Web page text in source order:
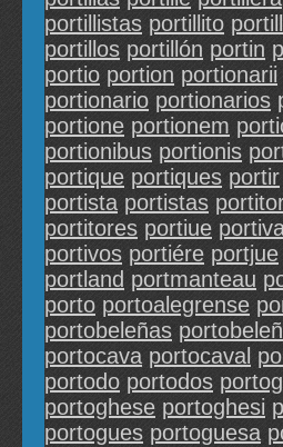
portillistas portillito
portillos portillón portin
portio portion portionarii
portionario portionarios
portione portionem
portionibus portionis
portique portiques portir
portista portistas
portitores portiue
portivos portiére portjue
portland portmanteau
porto portoalegrense
portobeleñas
portocava portocaval
portodo portodos
portoghese portoghesi
portogues portoguesa